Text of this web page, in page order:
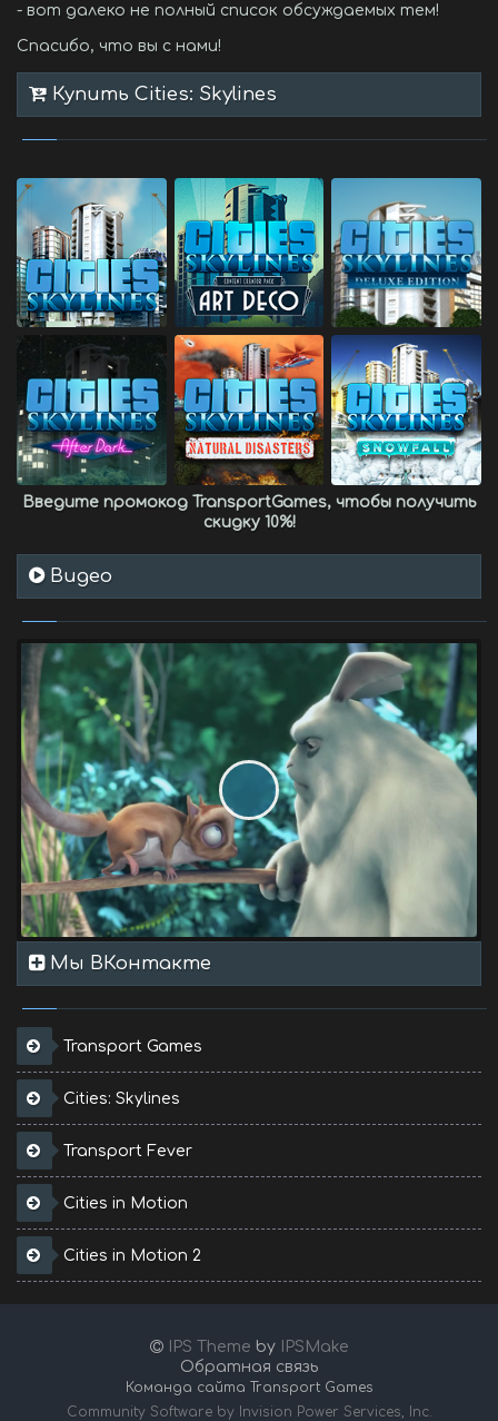
- вот далеко не полный список обсуждаемых тем!
Спасибо, что вы с нами!
Купить Cities: Skylines
Введите промокод TransportGames, чтобы получить
скидку 10%!
Видео
Мы ВКонтакте
Transport Games
Cities: Skylines
Transport Fever
Cities in Motion
Cities in Motion 2
IPS Theme by
IPSMake
Обратная связь
Команда сайта Transport Games
Community Software by Invision Power Services, Inc.